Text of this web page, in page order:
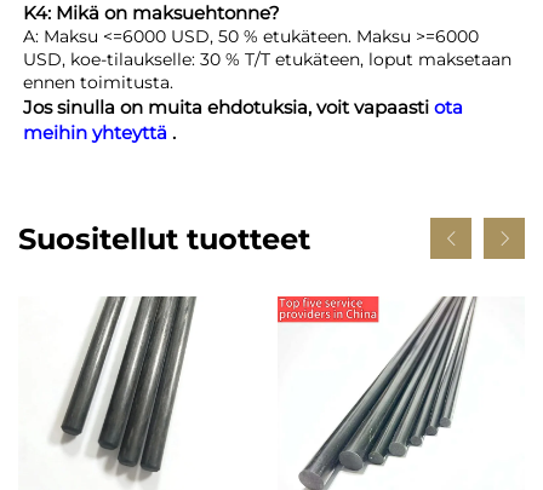
K4: Mikä on maksuehtonne?
A: Maksu <=6000 USD, 50 % etukäteen. Maksu >=6000
USD, koe-tilaukselle: 30 % T/T etukäteen, loput maksetaan
ennen toimitusta.
Jos sinulla on muita ehdotuksia, voit vapaasti ota
meihin yhteyttä .
Suositellut tuotteet